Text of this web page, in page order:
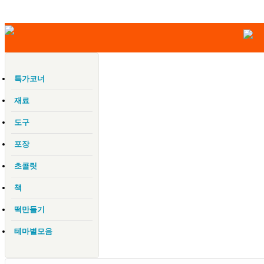
특가코너
재료
도구
포장
초콜릿
책
떡만들기
테마별모음